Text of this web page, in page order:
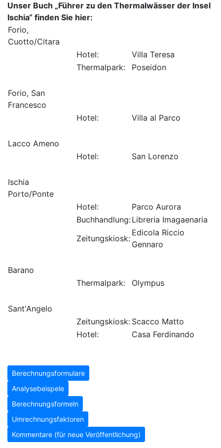
Unser Buch „Führer zu den Thermalwässer der Insel
Ischia“ finden Sie hier:
Forio,
Cuotto/Citara
Hotel:
Villa Teresa
Thermalpark:
Poseidon
Forio, San
Francesco
Hotel:
Villa al Parco
Lacco Ameno
Hotel:
San Lorenzo
Ischia
Porto/Ponte
Hotel:
Parco Aurora
Buchhandlung:Libreria Imagaenaria
Zeitungskiosk:
Edicola Riccio
Gennaro
Barano
Thermalpark:
Olympus
Sant'Angelo
Zeitungskiosk: Scacco Matto
Hotel:
Casa Ferdinando